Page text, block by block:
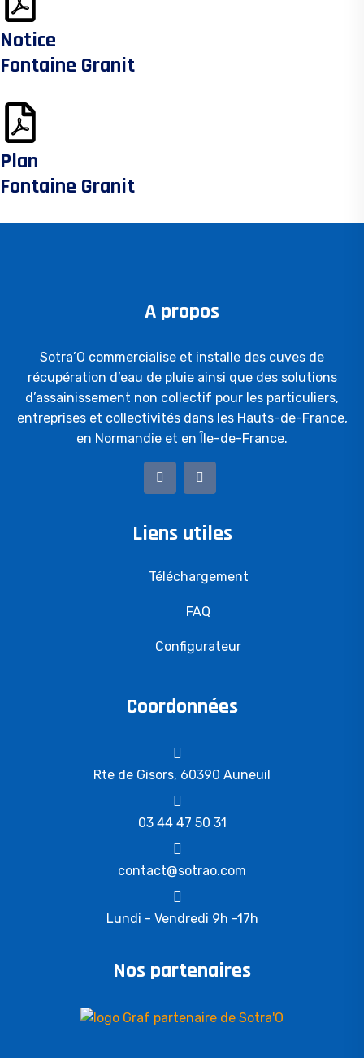
Notice
Fontaine Granit
Plan
Fontaine Granit
A propos
Sotra’O commercialise et installe des cuves de
récupération d’eau de pluie ainsi que des solutions
d’assainissement non collectif pour les particuliers,
entreprises et collectivités dans les Hauts-de-France,
en Normandie et en Île-de-France.
Liens utiles
Téléchargement
FAQ
Configurateur
Coordonnées
Rte de Gisors, 60390 Auneuil
03 44 47 50 31
contact@sotrao.com
Lundi - Vendredi 9h -17h
Nos partenaires